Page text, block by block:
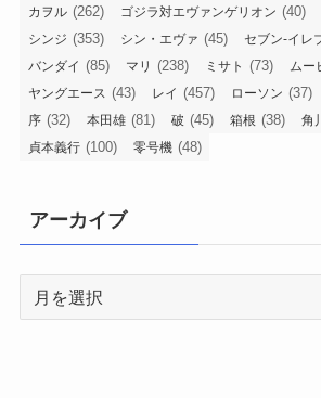
カヲル (262) ゴジラ対エヴァンゲリオン (40)
シンジ (353) シン・エヴァ (45) セブン-イレ
バンダイ (85) マリ (238) ミサト (73) ムー
ヤングエース (43) レイ (457) ローソン (37)
序 (32) 本田雄 (81) 破 (45) 箱根 (38) 角
貞本義行 (100) 零号機 (48)
アーカイブ